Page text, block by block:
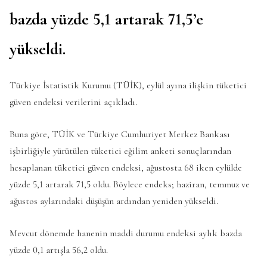
bazda yüzde 5,1 artarak 71,5’e
yükseldi.
Türkiye İstatistik Kurumu (TÜİK), eylül ayına ilişkin tüketici
güven endeksi verilerini açıkladı.
Buna göre, TÜİK ve Türkiye Cumhuriyet Merkez Bankası
işbirliğiyle yürütülen tüketici eğilim anketi sonuçlarından
hesaplanan tüketici güven endeksi, ağustosta 68 iken eylülde
yüzde 5,1 artarak 71,5 oldu. Böylece endeks; haziran, temmuz ve
ağustos aylarındaki düşüşün ardından yeniden yükseldi.
Mevcut dönemde hanenin maddi durumu endeksi aylık bazda
yüzde 0,1 artışla 56,2 oldu.